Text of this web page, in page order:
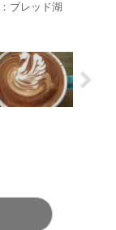
ブレッド湖